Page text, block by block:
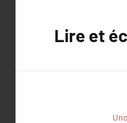
Lire et